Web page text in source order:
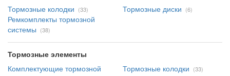
Тормозные колодки (33) Тормозные диски (6)
Ремкомплекты тормозной
системы (38)
Тормозные элементы
Комплектующие тормозной
Тормозные колодки (33)